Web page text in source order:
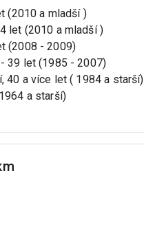
(2010 a mladší )
let (2010 a mladší )
(2008 - 2009)
39 let (1985 - 2007)
40 a více let ( 1984 a starší)
a starší)